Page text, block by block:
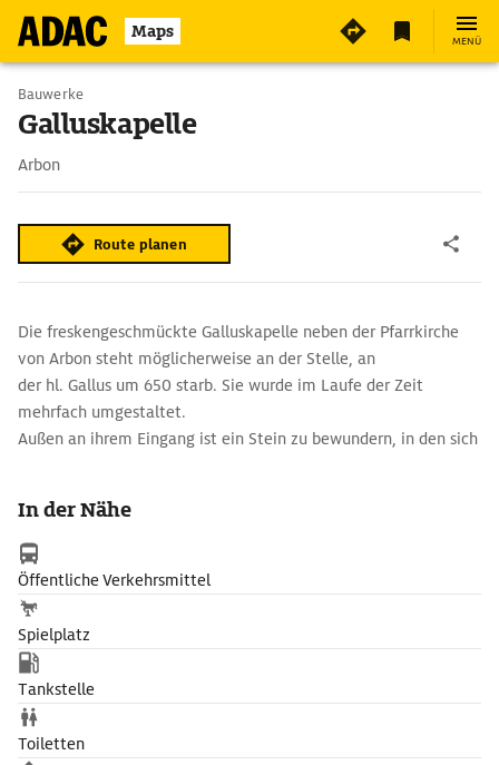
Maps MENÜ
Bauwerke
Galluskapelle
Arbon
Route planen
Die freskengeschmückte Galluskapelle neben der Pfarrkirche
von Arbon steht möglicherweise an der Stelle, an
der hl. Gallus um 650 starb. Sie wurde im Laufe der Zeit
mehrfach umgestaltet.
Außen an ihrem Eingang ist ein Stein zu bewundern, in den sich
eines wilden Bären, dass der Stein unter seinen Füßen weich
wurde.
In der Nähe
Öffentliche Verkehrsmittel
Spielplatz
Tankstelle
Toiletten